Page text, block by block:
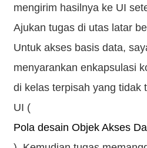
mengirim hasilnya ke UI
Ajukan tugas di utas latar
Untuk akses basis data,
menyarankan enkapsulasi
di kelas terpisah yang tidak
UI (
Pola desain Objek Akses